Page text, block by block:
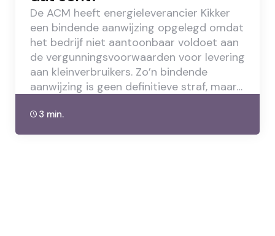
De ACM heeft energieleverancier Kikker
een bindende aanwijzing opgelegd omdat
het bedrijf niet aantoonbaar voldoet aan
de vergunningsvoorwaarden voor levering
aan kleinverbruikers. Zo’n bindende
aanwijzing is geen definitieve straf, maar…
3 min.